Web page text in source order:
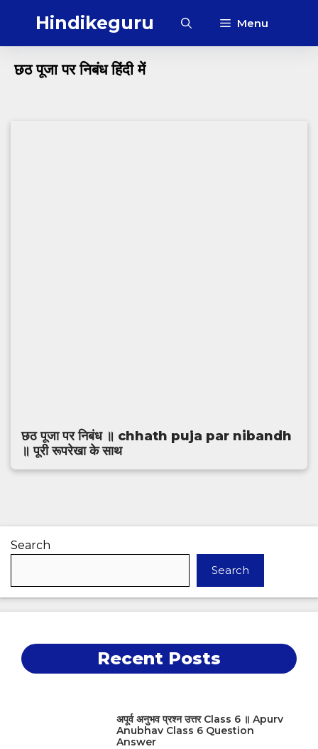
Hindikeguru Menu
छठ पूजा पर निबंध हिंदी में
छठ पूजा पर निबंध ॥ chhath puja par nibandh
॥ पूरी रूपरेखा के साथ
Search
Search
Recent Posts
अपूर्व अनुभव प्रश्न उत्तर Class 6 ॥ Apurv
Anubhav Class 6 Question
Answer